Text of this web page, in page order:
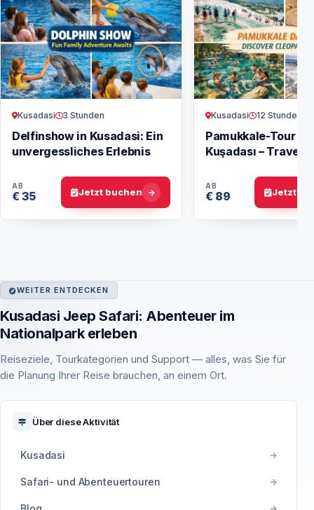
Kusadasi 3 Stunden
Delfinshow in Kusadasi: Ein
unvergessliches Erlebnis
AB
€ 35 Jetzt buchen
Kusadasi 12 Stunden
Pamukkale-Tour ab
Kuşadası –
AB
€ 89 Jetzt
WEITER ENTDECKEN
Kusadasi Jeep Safari: Abenteuer im
Nationalpark erleben
Reiseziele, Tourkategorien und Support — alles, was Sie für
die Planung Ihrer Reise brauchen, an einem Ort.
Über diese Aktivität
Kusadasi
Safari- und Abenteuertouren